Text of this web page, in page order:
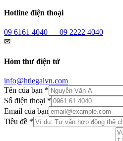
Hotline điện thoại
09 6161 4040 — 09 2222 4040
✉
Hòm thư điện tử
info@htlegalvn.com
Tên của bạn *
Số điện thoại *
Email của bạn
Tiêu đề *